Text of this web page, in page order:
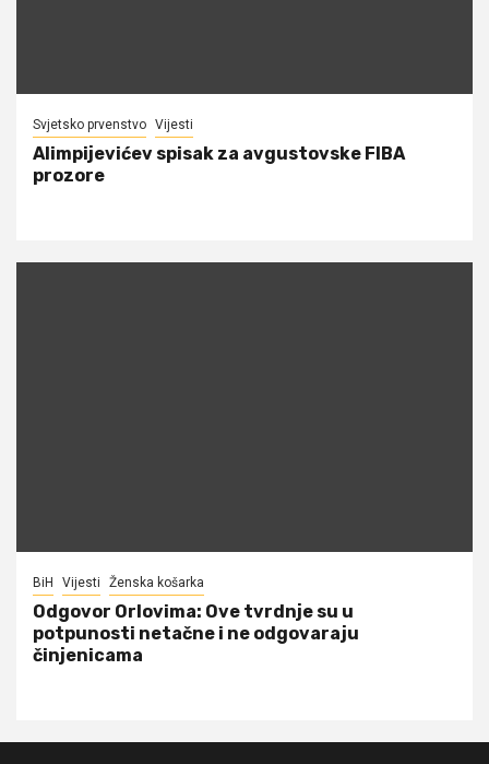
Svjetsko prvenstvo Vijesti
Alimpijevićev spisak za avgustovske FIBA
prozore
BiH Vijesti Ženska košarka
Odgovor Orlovima: ​Ove tvrdnje su u
potpunosti netačne i ne odgovaraju
činjenicama